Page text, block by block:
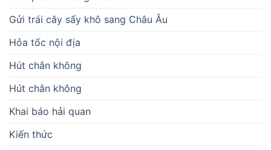
Gửi trái cây sấy khô sang Châu Âu
Hỏa tốc nội địa
Hút chân không
Hút chân không
Khai báo hải quan
Kiến thức